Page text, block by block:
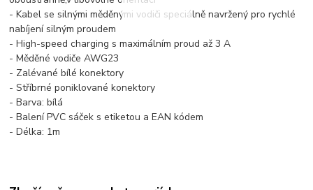
- Kabel se silnými měděnými vodiči speciálně navržený pro rychlé
nabíjení silným proudem
- High-speed charging s maximálním proud až 3 A
- Měděné vodiče AWG23
- Zalévané bílé konektory
- Stříbrné poniklované konektory
- Barva: bílá
- Balení PVC sáček s etiketou a EAN kódem
- Délka: 1m